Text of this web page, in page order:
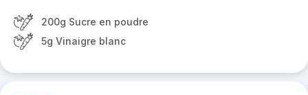
200g Sucre en poudre
5g Vinaigre blanc